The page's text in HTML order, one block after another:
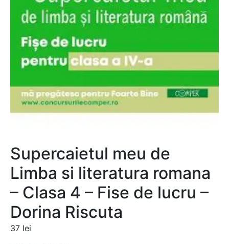
Supercaietul meu de
Limba si literatura romana
– Clasa 4 – Fise de lucru –
Dorina Riscuta
37 lei